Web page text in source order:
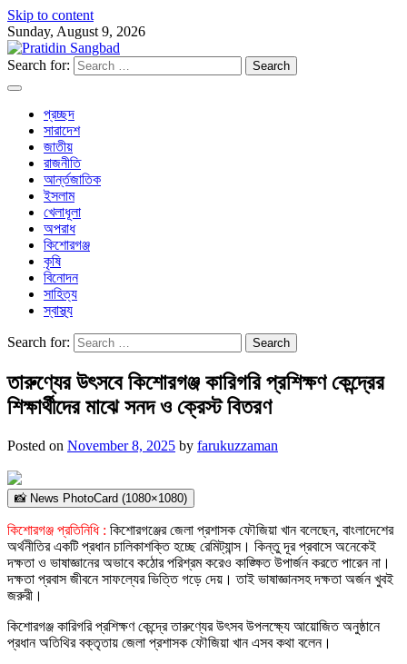
Skip to content
Sunday, August 9, 2026
Search for:
প্রচ্ছদ
সারাদেশ
জাতীয়
রাজনীতি
আর্ন্তজাতিক
ইসলাম
খেলাধূলা
অপরাধ
কিশোরগঞ্জ
কৃষি
বিনোদন
সাহিত্য
স্বাস্থ্য
Search for:
তারুণ্যের উৎসবে কিশোরগঞ্জ কারিগরি প্রশিক্ষণ কেন্দ্রের
শিক্ষার্থীদের মাঝে সনদ ও ক্রেস্ট বিতরণ
Posted on November 8, 2025 by farukuzzaman
📸 News PhotoCard (1080×1080)
কিশোরগঞ্জ প্রতিনিধি : কিশোরগঞ্জের জেলা প্রশাসক ফৌজিয়া খান বলেছেন, বাংলাদেশের
অর্থনীতির একটি প্রধান চালিকাশক্তি হচ্ছে রেমিট্যান্স। কিন্তু দূর প্রবাসে অনেকেই
দক্ষতা ও ভাষাজ্ঞানের অভাবে কঠোর পরিশ্রম করেও কাঙ্ক্ষিত উপার্জন করতে পারেন না।
দক্ষতা প্রবাস জীবনে সাফল্যের ভিত্তি গড়ে দেয়। তাই ভাষাজ্ঞানসহ দক্ষতা অর্জন খুবই
জরুরী।
কিশোরগঞ্জ কারিগরি প্রশিক্ষণ কেন্দ্রে তারুণ্যের উৎসব উপলক্ষ্যে আয়োজিত অনুষ্ঠানে
প্রধান অতিথির বক্তৃতায় জেলা প্রশাসক ফৌজিয়া খান এসব কথা বলেন।